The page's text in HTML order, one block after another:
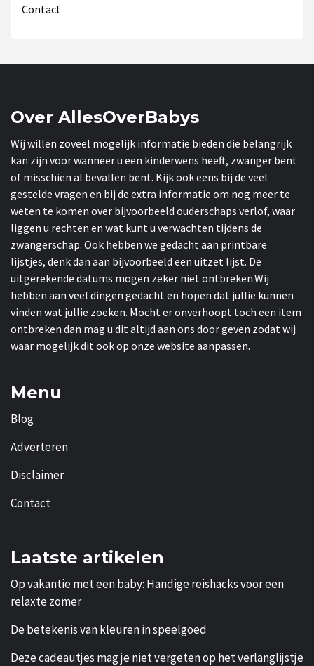
Contact
Over AllesOverBabys
Wij willen zoveel mogelijk informatie bieden die belangrijk
kan zijn voor wanneer u een kinderwens heeft, zwanger bent
of misschien al bevallen bent. Kijk ook eens bij de veel
gestelde vragen en bij de extra informatie om nog meer te
weten te komen over bijvoorbeeld ouderschaps verlof, waar
liggen u rechten en wat kunt u verwachten tijdens de
zwangerschap. Ook hebben we gedacht aan printbare
lijstjes, denk dan aan bijvoorbeeld een uitzet lijst. De
uitgerekende datums mogen zeker niet ontbreken.Wij
hebben aan veel dingen gedacht en hopen dat jullie kunnen
vinden wat jullie zoeken. Mocht er onverhoopt toch een item
ontbreken dan mag u dit altijd aan ons door geven zodat wij
waar mogelijk dit ook op onze website aanpassen.
Menu
Blog
Adverteren
Disclaimer
Contact
Laatste artikelen
Op vakantie met een baby: Handige reishacks voor een
relaxte zomer
De betekenis van kleuren in speelgoed
Deze cadeautjes mag je niet vergeten op het verlanglijstje